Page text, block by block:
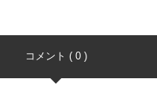
コメント ( 0 )